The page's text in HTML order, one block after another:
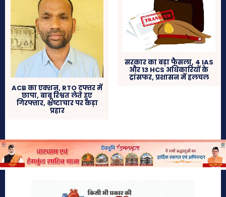
ACB का एक्शन, RTO दफ्तर में
छापा, बाबू रिश्वत लेते हुए
गिरफ्तार, भ्रष्टाचार पर कड़ा
प्रहार
सरकार का बड़ा फैसला, 4 IAS
और 13 HCS अधिकारियों के
ट्रांसफर, प्रशासन में हलचल